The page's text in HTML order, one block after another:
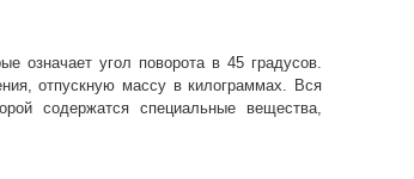
означает угол поворота в 45 градусов.
отпускную массу в килограммах. Вся
содержатся специальные вещества,